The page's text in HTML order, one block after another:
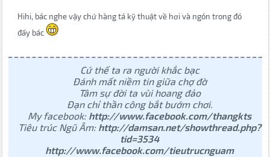
Hihi, bác nghe vậy chứ hàng tá kỹ thuật về hơi và ngón trong đó
đấy bác
Cứ thế ta ra người khắc bạc
Đánh mất niềm tin giữa chợ đờ
Tâm sự đời ta vùi hoang đảo
Đạn chỉ thần công bắt bướm chơi.
My facebook: http://www.facebook.com/thangkts
Tiêu trúc Ngũ Âm: http://damsan.net/showthread.php?
tid=3534
http://www.facebook.com/tieutrucnguam